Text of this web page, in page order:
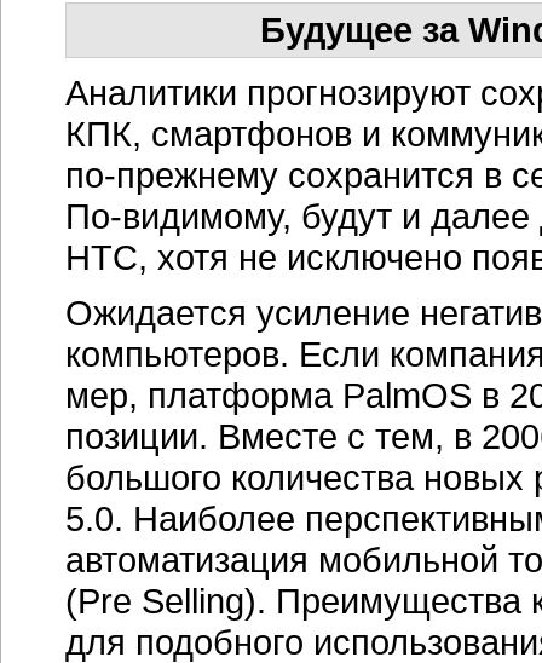
Будущее за
Аналитики прогнозируют
КПК, смартфонов и
по-прежнему сохранится в
По-видимому, будут и далее
HTC, хотя не исключено
Ожидается усиление
компьютеров. Если
мер, платформа PalmOS в
позиции. Вместе с тем, в
большого количества
5.0. Наиболее
автоматизация мобильной
(Pre Selling). Преимущества
для подобного